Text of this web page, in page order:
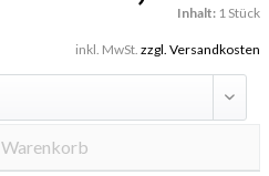
Inhalt: 1 Stück
inkl. MwSt. zzgl. Versandkosten
Warenkorb